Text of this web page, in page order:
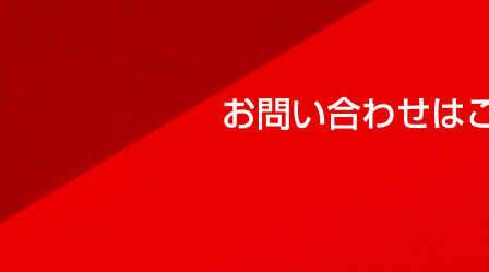
お問い合わせは